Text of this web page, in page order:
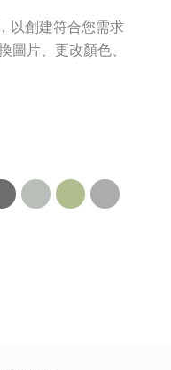
以創建符合您需求
圖片、更改顏色、